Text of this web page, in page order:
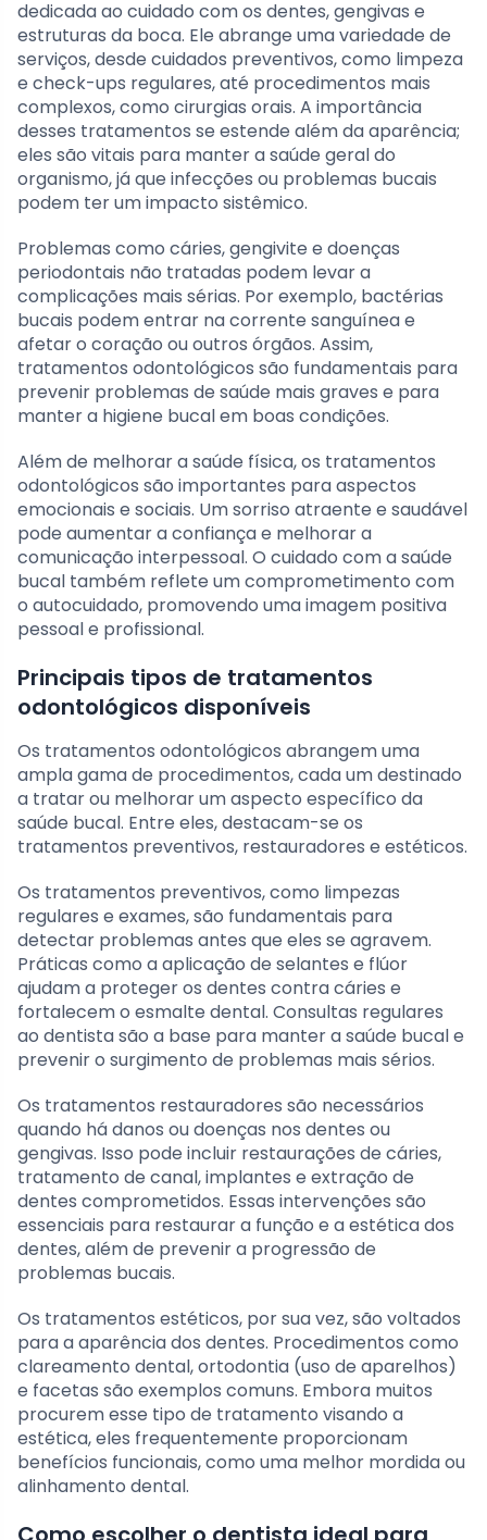
dedicada ao cuidado com os dentes, gengivas e
estruturas da boca. Ele abrange uma variedade de
serviços, desde cuidados preventivos, como limpeza
e check-ups regulares, até procedimentos mais
complexos, como cirurgias orais. A importância
desses tratamentos se estende além da aparência;
eles são vitais para manter a saúde geral do
organismo, já que infecções ou problemas bucais
podem ter um impacto sistêmico.
Problemas como cáries, gengivite e doenças
periodontais não tratadas podem levar a
complicações mais sérias. Por exemplo, bactérias
bucais podem entrar na corrente sanguínea e
afetar o coração ou outros órgãos. Assim,
tratamentos odontológicos são fundamentais para
prevenir problemas de saúde mais graves e para
manter a higiene bucal em boas condições.
Além de melhorar a saúde física, os tratamentos
odontológicos são importantes para aspectos
emocionais e sociais. Um sorriso atraente e saudável
pode aumentar a confiança e melhorar a
comunicação interpessoal. O cuidado com a saúde
bucal também reflete um comprometimento com
o autocuidado, promovendo uma imagem positiva
pessoal e profissional.
Principais tipos de tratamentos
odontológicos disponíveis
Os tratamentos odontológicos abrangem uma
ampla gama de procedimentos, cada um destinado
a tratar ou melhorar um aspecto específico da
saúde bucal. Entre eles, destacam-se os
tratamentos preventivos, restauradores e estéticos.
Os tratamentos preventivos, como limpezas
regulares e exames, são fundamentais para
detectar problemas antes que eles se agravem.
Práticas como a aplicação de selantes e flúor
ajudam a proteger os dentes contra cáries e
fortalecem o esmalte dental. Consultas regulares
ao dentista são a base para manter a saúde bucal e
prevenir o surgimento de problemas mais sérios.
Os tratamentos restauradores são necessários
quando há danos ou doenças nos dentes ou
gengivas. Isso pode incluir restaurações de cáries,
tratamento de canal, implantes e extração de
dentes comprometidos. Essas intervenções são
essenciais para restaurar a função e a estética dos
dentes, além de prevenir a progressão de
problemas bucais.
Os tratamentos estéticos, por sua vez, são voltados
para a aparência dos dentes. Procedimentos como
clareamento dental, ortodontia (uso de aparelhos)
e facetas são exemplos comuns. Embora muitos
procurem esse tipo de tratamento visando a
estética, eles frequentemente proporcionam
benefícios funcionais, como uma melhor mordida ou
alinhamento dental.